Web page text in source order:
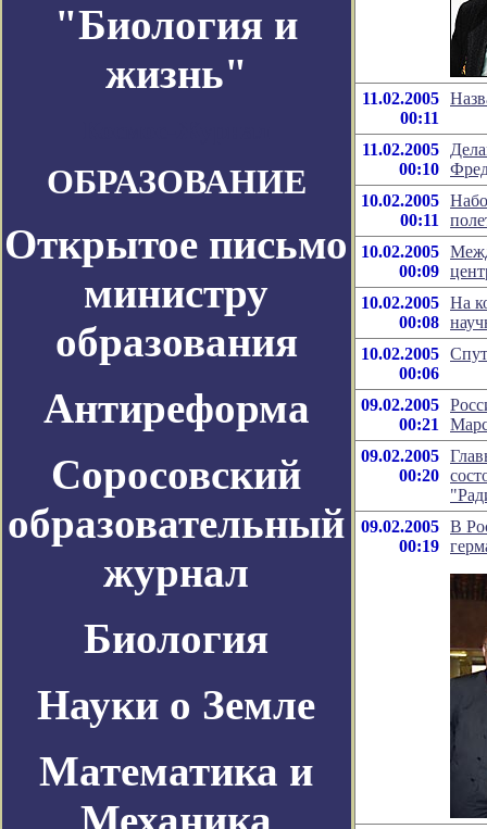
"Биология и
жизнь"
ОБРАЗОВАНИЕ
Открытое письмо
министру
образования
Антиреформа
Соросовский
образовательный
журнал
Биология
Науки о Земле
Математика и
11.02.2005
00:11
11.02.2005
00:10
10.02.2005
00:11
10.02.2005
00:09
10.02.2005
00:08
На
10.02.2005
00:06
09.02.2005
00:21
09.02.2005
00:20
09.02.2005
00:19
В